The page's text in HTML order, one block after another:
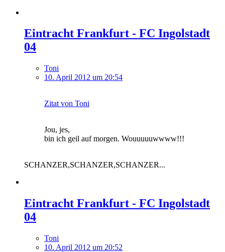
Eintracht Frankfurt - FC Ingolstadt
04
Toni
10. April 2012 um 20:54
Zitat von Toni
Jou, jes,
bin ich geil auf morgen. Wouuuuuwwww!!!
SCHANZER,SCHANZER,SCHANZER...
Eintracht Frankfurt - FC Ingolstadt
04
Toni
10. April 2012 um 20:52